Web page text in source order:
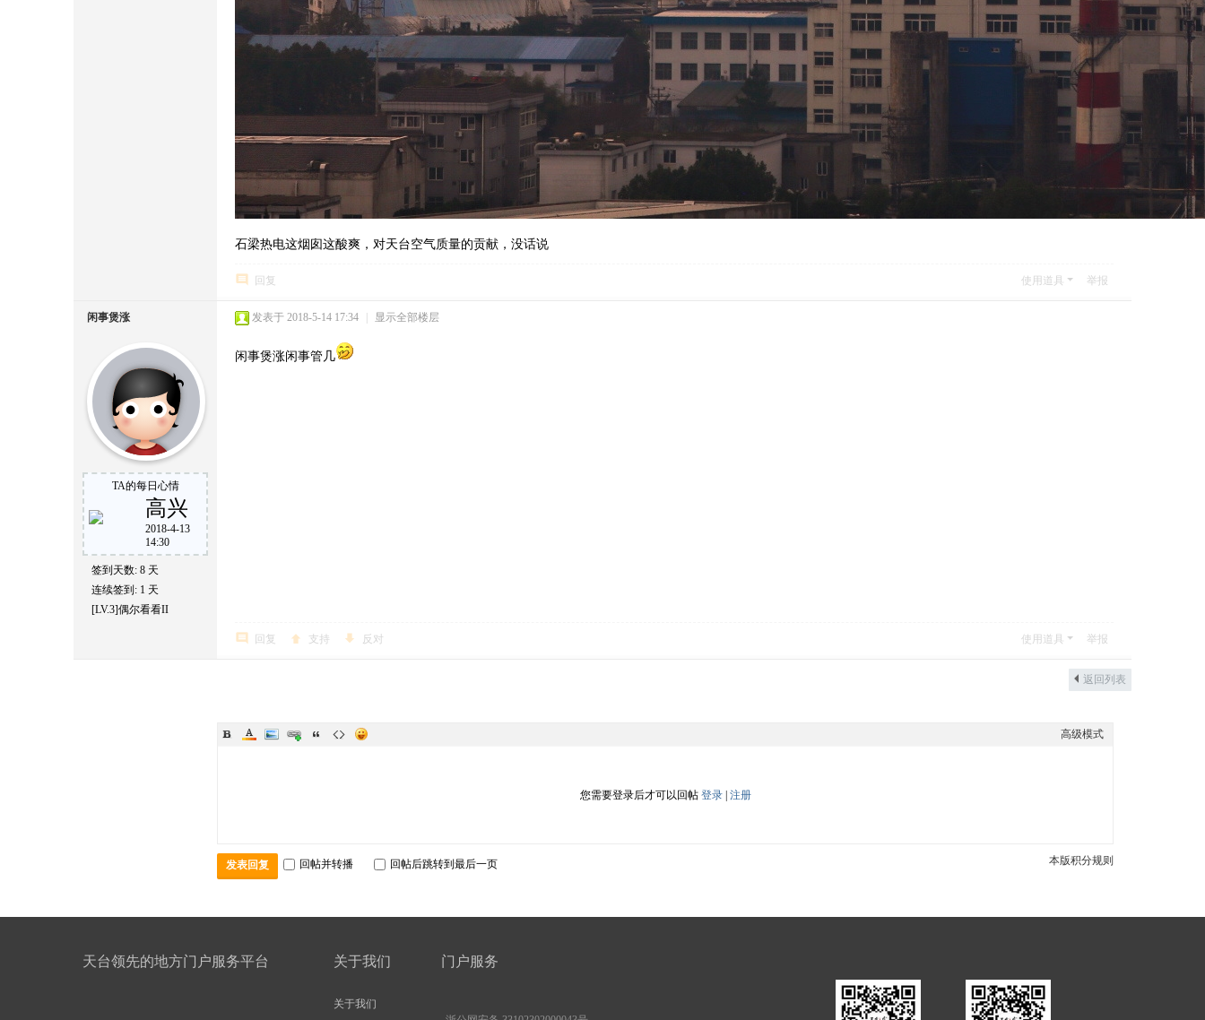
石梁热电这烟囱这酸爽，对天台空气质量的贡献，没话说
回复 使用道具 举报
闲事煲涨
TA的每日心情
高兴
2018-4-13
14:30
签到天数: 8 天
连续签到: 1 天
[LV.3]偶尔看看II
发表于 2018-5-14 17:34 显示全部楼层
闲事煲涨闲事管几
回复 支持 反对 使用道具 举报
返回列表
高级模式
您需要登录后才可以回帖 登录| 注册
本版积分规则
发表回复 回帖并转播 回帖后跳转到最后一页
天台领先的地方门户服务平台 关于我们
关于我们
门户服务